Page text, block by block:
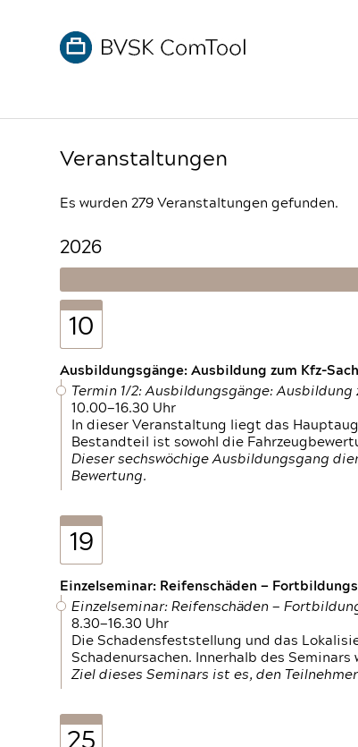
Veranstaltungen
Es wurden 279 Veranstaltungen gefunden.
2026
10
Ausbildungsgänge: Ausbildung zum Kfz-
Termin 1/2: Ausbildungsgänge:
10.00—16.30 Uhr
In dieser Veranstaltung liegt das
Bestandteil ist sowohl die
Dieser sechswöchige Ausbildungsgang
Bewertung.
19
Einzelseminar: Reifenschäden —
Einzelseminar: Reifenschäden —
8.30—16.30 Uhr
Die Schadensfeststellung und das
Schadenursachen. Innerhalb des
Ziel dieses Seminars ist es, den
25